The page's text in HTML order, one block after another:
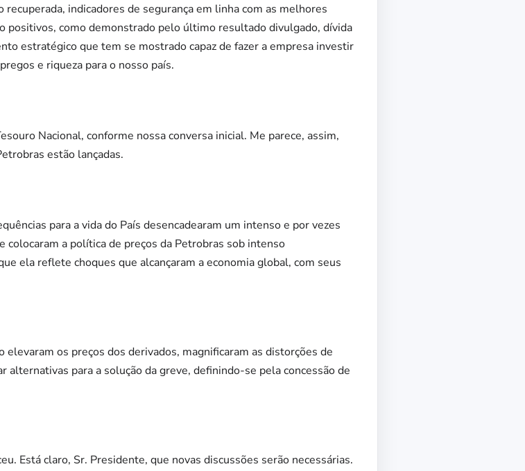
indicadores de segurança em linha com as melhores
positivos, como demonstrado pelo último resultado divulgado, dívida
estratégico que tem se mostrado capaz de fazer a empresa investir
e riqueza para o nosso país.
Nacional, conforme nossa conversa inicial. Me parece, assim,
estão lançadas.
para a vida do País desencadearam um intenso e por vezes
colocaram a política de preços da Petrobras sob intenso
ela reflete choques que alcançaram a economia global, com seus
os preços dos derivados, magnificaram as distorções de
alternativas para a solução da greve, definindo-se pela concessão de
Está claro, Sr. Presidente, que novas discussões serão necessárias.